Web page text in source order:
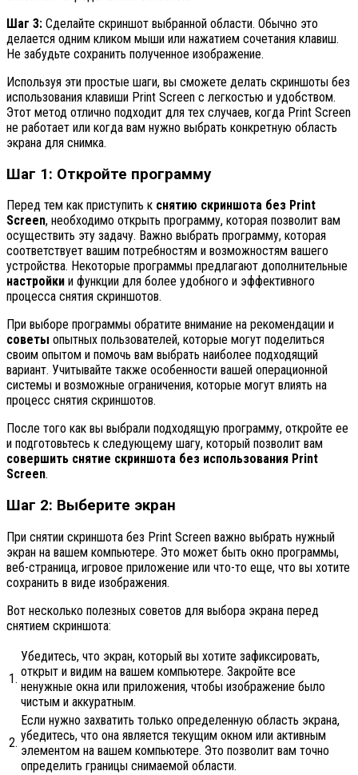
Шаг 3: Сделайте скриншот выбранной области. Обычно это
делается одним кликом мыши или нажатием сочетания клавиш.
Не забудьте сохранить полученное изображение.
Используя эти простые шаги, вы сможете делать скриншоты без
использования клавиши Print Screen с легкостью и удобством.
Этот метод отлично подходит для тех случаев, когда Print Screen
не работает или когда вам нужно выбрать конкретную область
экрана для снимка.
Шаг 1: Откройте программу
Перед тем как приступить к снятию скриншота без Print
Screen, необходимо открыть программу, которая позволит вам
осуществить эту задачу. Важно выбрать программу, которая
соответствует вашим потребностям и возможностям вашего
устройства. Некоторые программы предлагают дополнительные
настройки и функции для более удобного и эффективного
процесса снятия скриншотов.
При выборе программы обратите внимание на рекомендации и
советы опытных пользователей, которые могут поделиться
своим опытом и помочь вам выбрать наиболее подходящий
вариант. Учитывайте также особенности вашей операционной
системы и возможные ограничения, которые могут влиять на
процесс снятия скриншотов.
После того как вы выбрали подходящую программу, откройте ее
и подготовьтесь к следующему шагу, который позволит вам
совершить снятие скриншота без использования Print
Screen.
Шаг 2: Выберите экран
При снятии скриншота без Print Screen важно выбрать нужный
экран на вашем компьютере. Это может быть окно программы,
веб-страница, игровое приложение или что-то еще, что вы хотите
сохранить в виде изображения.
Вот несколько полезных советов для выбора экрана перед
снятием скриншота:
1.
Убедитесь, что экран, который вы хотите зафиксировать,
открыт и видим на вашем компьютере. Закройте все
ненужные окна или приложения, чтобы изображение было
чистым и аккуратным.
2.
Если нужно захватить только определенную область экрана,
убедитесь, что она является текущим окном или активным
элементом на вашем компьютере. Это позволит вам точно
определить границы снимаемой области.